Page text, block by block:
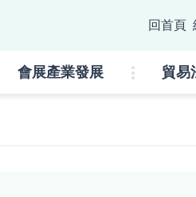
:::
回首頁
會展產業發展 貿易